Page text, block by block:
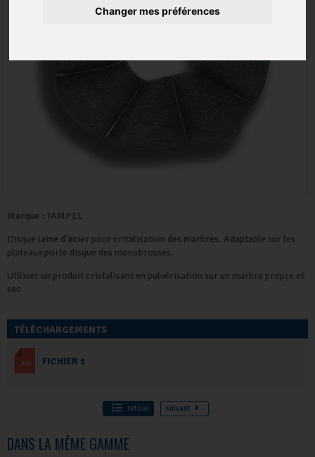
Changer mes préférences
Marque : TAMPEL
Disque laine d'acier pour critalisation des marbres. Adaptable sur les
plateaux porte disque des monobrosses.
Utiliser un produit cristalisant en pulvérisation sur un marbre propre et
sec
TÉLÉCHARGEMENTS
FICHIER 1
retour suivant
DANS LA MÊME GAMME